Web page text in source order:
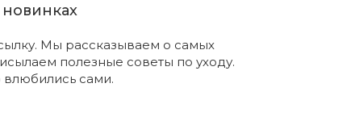
Мы рассказываем о самых
полезные советы по уходу.
влюбились сами.